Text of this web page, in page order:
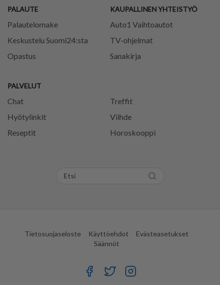
PALAUTE
Palautelomake
Keskustelu Suomi24:sta
Opastus
PALVELUT
Chat
Treffit
Hyötylinkit
Viihde
Reseptit
Horoskooppi
KAUPALLINEN YHTEISTYÖ
Auto1 Vaihtoautot
TV-ohjelmat
Sanakirja
Tietosuojaseloste Käyttöehdot
Evästeasetukset
Säännöt